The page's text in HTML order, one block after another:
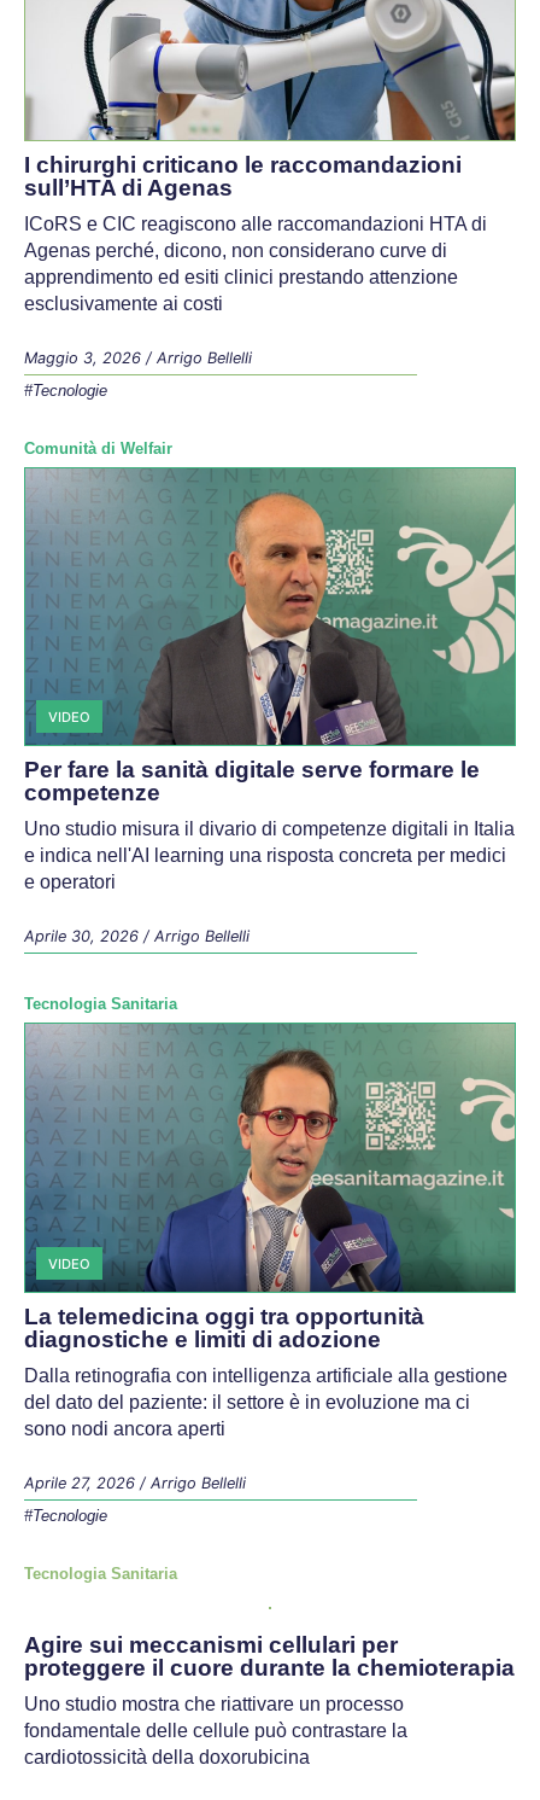
I chirurghi criticano le raccomandazioni
sull’HTA di Agenas
ICoRS e CIC reagiscono alle raccomandazioni HTA di
Agenas perché, dicono, non considerano curve di
apprendimento ed esiti clinici prestando attenzione
esclusivamente ai costi
Maggio 3, 2026 / Arrigo Bellelli
#Tecnologie
Comunità di Welfair
VIDEO
Per fare la sanità digitale serve formare le
competenze
Uno studio misura il divario di competenze digitali in Italia
e indica nell'AI learning una risposta concreta per medici
e operatori
Aprile 30, 2026 / Arrigo Bellelli
Tecnologia Sanitaria
VIDEO
La telemedicina oggi tra opportunità
diagnostiche e limiti di adozione
Dalla retinografia con intelligenza artificiale alla gestione
del dato del paziente: il settore è in evoluzione ma ci
sono nodi ancora aperti
Aprile 27, 2026 / Arrigo Bellelli
#Tecnologie
Tecnologia Sanitaria